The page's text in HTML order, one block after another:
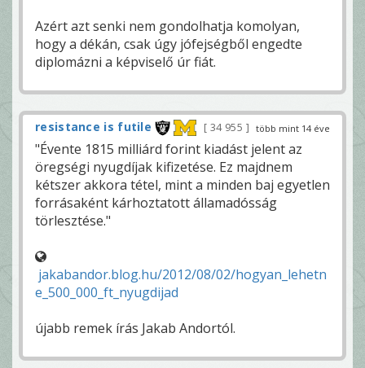
Azért azt senki nem gondolhatja komolyan,
hogy a dékán, csak úgy jófejségből engedte
diplomázni a képviselő úr fiát.
több mint 14 éve
resistance is futile 34 955
"Évente 1815 milliárd forint kiadást jelent az
öregségi nyugdíjak kifizetése. Ez majdnem
kétszer akkora tétel, mint a minden baj egyetlen
forrásaként kárhoztatott államadósság
törlesztése."
jakabandor.blog.hu/2012/08/02/hogyan_lehetn
e_500_000_ft_nyugdijad
újabb remek írás Jakab Andortól.